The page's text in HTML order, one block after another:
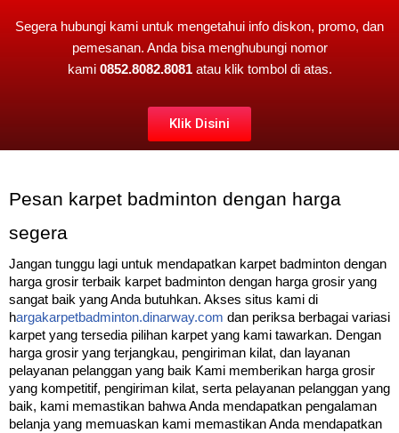
Segera hubungi kami untuk mengetahui info diskon, promo, dan
pemesanan. Anda bisa menghubungi nomor
kami 0852.8082.8081 atau klik tombol di atas.
Klik Disini
Pesan karpet badminton dengan harga
segera
Jangan tunggu lagi untuk mendapatkan karpet badminton dengan
harga grosir terbaik karpet badminton dengan harga grosir yang
sangat baik yang Anda butuhkan. Akses situs kami di
hargakarpetbadminton.dinarway.com dan periksa berbagai variasi
karpet yang tersedia pilihan karpet yang kami tawarkan. Dengan
harga grosir yang terjangkau, pengiriman kilat, dan layanan
pelayanan pelanggan yang baik Kami memberikan harga grosir
yang kompetitif, pengiriman kilat, serta pelayanan pelanggan yang
baik, kami memastikan bahwa Anda mendapatkan pengalaman
belanja yang memuaskan kami memastikan Anda mendapatkan